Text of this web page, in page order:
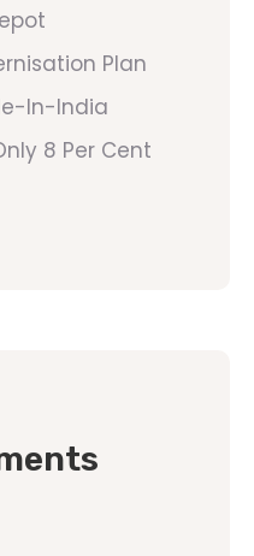
Plan
In-India
8 Per Cent